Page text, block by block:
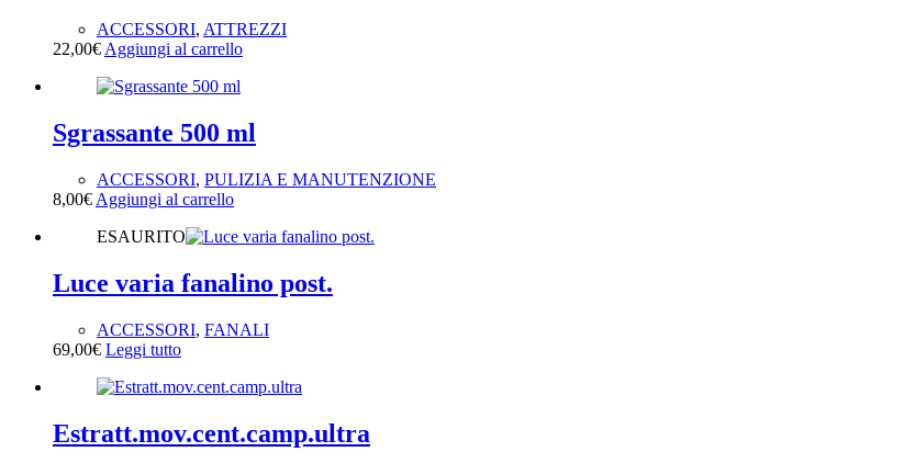
ACCESSORI, ATTREZZI
22,00€Aggiungi al carrello
Sgrassante 500 ml
ACCESSORI, PULIZIA E MANUTENZIONE
8,00€ Aggiungi al carrello
ESAURITO
Luce varia fanalino post.
ACCESSORI, FANALI
69,00€ Leggi tutto
Estratt.mov.cent.camp.ultra